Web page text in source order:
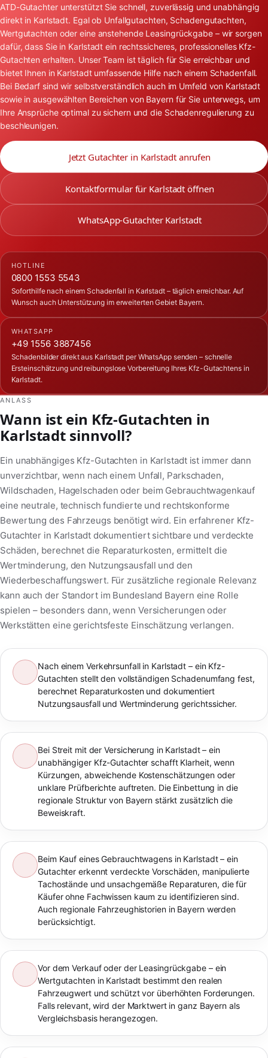
ATD-Gutachter unterstützt Sie schnell, zuverlässig und unabhängig
direkt in Karlstadt. Egal ob Unfallgutachten, Schadengutachten,
Wertgutachten oder eine anstehende Leasingrückgabe – wir sorgen
dafür, dass Sie in Karlstadt ein rechtssicheres, professionelles Kfz-
Gutachten erhalten. Unser Team ist täglich für Sie erreichbar und
bietet Ihnen in Karlstadt umfassende Hilfe nach einem Schadenfall.
Bei Bedarf sind wir selbstverständlich auch im Umfeld von Karlstadt
sowie in ausgewählten Bereichen von Bayern für Sie unterwegs, um
Ihre Ansprüche optimal zu sichern und die Schadenregulierung zu
beschleunigen.
Jetzt Gutachter in Karlstadt anrufen
Kontaktformular für Karlstadt öffnen
WhatsApp-Gutachter Karlstadt
HOTLINE
0800 1553 5543
Soforthilfe nach einem Schadenfall in Karlstadt – täglich erreichbar. Auf
Wunsch auch Unterstützung im erweiterten Gebiet Bayern.
WHATSAPP
+49 1556 3887456
Schadenbilder direkt aus Karlstadt per WhatsApp senden – schnelle
Ersteinschätzung und reibungslose Vorbereitung Ihres Kfz-Gutachtens in
Karlstadt.
ANLASS
Wann ist ein Kfz-Gutachten in
Karlstadt sinnvoll?
Ein unabhängiges Kfz-Gutachten in Karlstadt ist immer dann
unverzichtbar, wenn nach einem Unfall, Parkschaden,
Wildschaden, Hagelschaden oder beim Gebrauchtwagenkauf
eine neutrale, technisch fundierte und rechtskonforme
Bewertung des Fahrzeugs benötigt wird. Ein erfahrener Kfz-
Gutachter in Karlstadt dokumentiert sichtbare und verdeckte
Schäden, berechnet die Reparaturkosten, ermittelt die
Wertminderung, den Nutzungsausfall und den
Wiederbeschaffungswert. Für zusätzliche regionale Relevanz
kann auch der Standort im Bundesland Bayern eine Rolle
spielen – besonders dann, wenn Versicherungen oder
Werkstätten eine gerichtsfeste Einschätzung verlangen.
Nach einem Verkehrsunfall in Karlstadt – ein Kfz-
Gutachten stellt den vollständigen Schadenumfang fest,
berechnet Reparaturkosten und dokumentiert
Nutzungsausfall und Wertminderung gerichtssicher.
Bei Streit mit der Versicherung in Karlstadt – ein
unabhängiger Kfz-Gutachter schafft Klarheit, wenn
Kürzungen, abweichende Kostenschätzungen oder
unklare Prüfberichte auftreten. Die Einbettung in die
regionale Struktur von Bayern stärkt zusätzlich die
Beweiskraft.
Beim Kauf eines Gebrauchtwagens in Karlstadt – ein
Gutachter erkennt verdeckte Vorschäden, manipulierte
Tachostände und unsachgemäße Reparaturen, die für
Käufer ohne Fachwissen kaum zu identifizieren sind.
Auch regionale Fahrzeughistorien in Bayern werden
berücksichtigt.
Vor dem Verkauf oder der Leasingrückgabe – ein
Wertgutachten in Karlstadt bestimmt den realen
Fahrzeugwert und schützt vor überhöhten Forderungen.
Falls relevant, wird der Marktwert in ganz Bayern als
Vergleichsbasis herangezogen.